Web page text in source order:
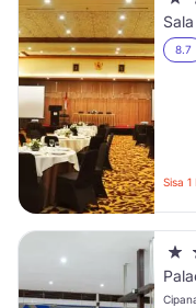
8.7
Sisa